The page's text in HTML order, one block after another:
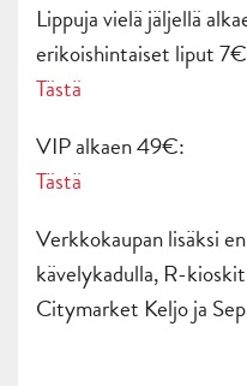
Lippuja vielä jäljellä
erikoishintaiset liput
Tästä
VIP alkaen 49€:
Tästä
Verkkokaupan lisäksi
kävelykadulla, R-
Citymarket Keljo ja